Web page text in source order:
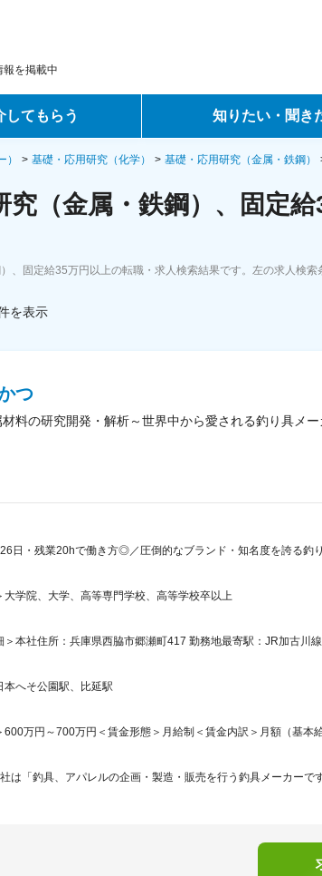
を掲載中
してもらう 知りたい・聞き
転職ノウハウ
データで見る転職
基礎・応用研究（化学） 基礎・応用研究（金属・鉄鋼）
究（金属・鉄鋼）、固定
、固定給35万円以上の転職・求人検索結果です。左の求人検索
を表示
つ
材料の研究開発・解析～世界中から愛される釣り具メ
日・残業20hで働き方◎／圧倒的なブランド・知名度を誇る釣
大学院、大学、高等専門学校、高等学校卒以上
＞本社住所：兵庫県西脇市郷瀬町417 勤務地最寄駅：JR加古川
本へそ公園駅、比延駅
600万円～700万円＜賃金形態＞月給制＜賃金内訳＞月額（基本
は「釣具、アパレルの企画・製造・販売を行う釣具メーカーで